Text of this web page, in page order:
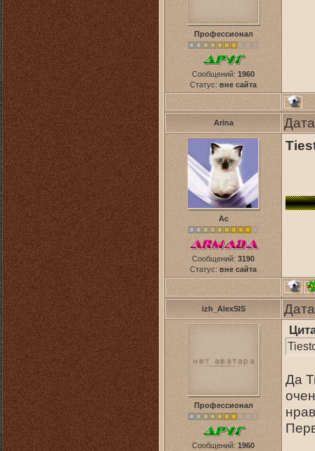
Профессионал
Сообщений: 1960
Статус: вне сайта
Arina
Ас
Сообщений: 3190
Статус: вне сайта
izh_AlexSIS
Профессионал
Сообщений: 1960
Да